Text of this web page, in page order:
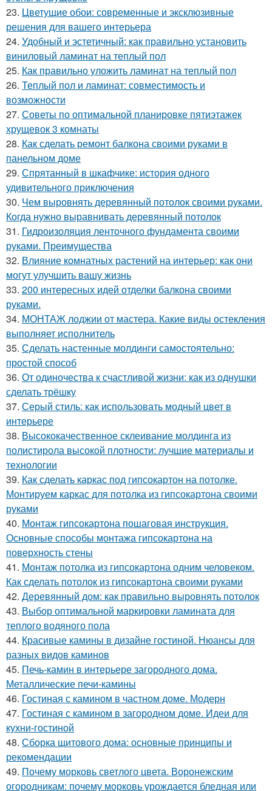
23. Цветущие обои: современные и эксклюзивные
решения для вашего интерьера
24. Удобный и эстетичный: как правильно установить
виниловый ламинат на теплый пол
25. Как правильно уложить ламинат на теплый пол
26. Теплый пол и ламинат: совместимость и
возможности
27. Советы по оптимальной планировке пятиэтажек
хрущевок 3 комнаты
28. Как сделать ремонт балкона своими руками в
панельном доме
29. Спрятанный в шкафчике: история одного
удивительного приключения
30. Чем выровнять деревянный потолок своими руками.
Когда нужно выравнивать деревянный потолок
31. Гидроизоляция ленточного фундамента своими
руками. Преимущества
32. Влияние комнатных растений на интерьер: как они
могут улучшить вашу жизнь
33. 200 интересных идей отделки балкона своими
руками.
34. МОНТАЖ лоджии от мастера. Какие виды остекления
выполняет исполнитель
35. Сделать настенные молдинги самостоятельно:
простой способ
36. От одиночества к счастливой жизни: как из однушки
сделать трёшку
37. Серый стиль: как использовать модный цвет в
интерьере
38. Высококачественное склеивание молдинга из
полистирола высокой плотности: лучшие материалы и
технологии
39. Как сделать каркас под гипсокартон на потолке.
Монтируем каркас для потолка из гипсокартона своими
руками
40. Монтаж гипсокартона пошаговая инструкция.
Основные способы монтажа гипсокартона на
поверхность стены
41. Монтаж потолка из гипсокартона одним человеком.
Как сделать потолок из гипсокартона своими руками
42. Деревянный дом: как правильно выровнять потолок
43. Выбор оптимальной маркировки ламината для
теплого водяного пола
44. Красивые камины в дизайне гостиной. Нюансы для
разных видов каминов
45. Печь-камин в интерьере загородного дома.
Металлические печи-камины
46. Гостиная с камином в частном доме. Модерн
47. Гостиная с камином в загородном доме. Идеи для
кухни-гостиной
48. Сборка щитового дома: основные принципы и
рекомендации
49. Почему морковь светлого цвета. Воронежским
огородникам: почему морковь урождается бледная или